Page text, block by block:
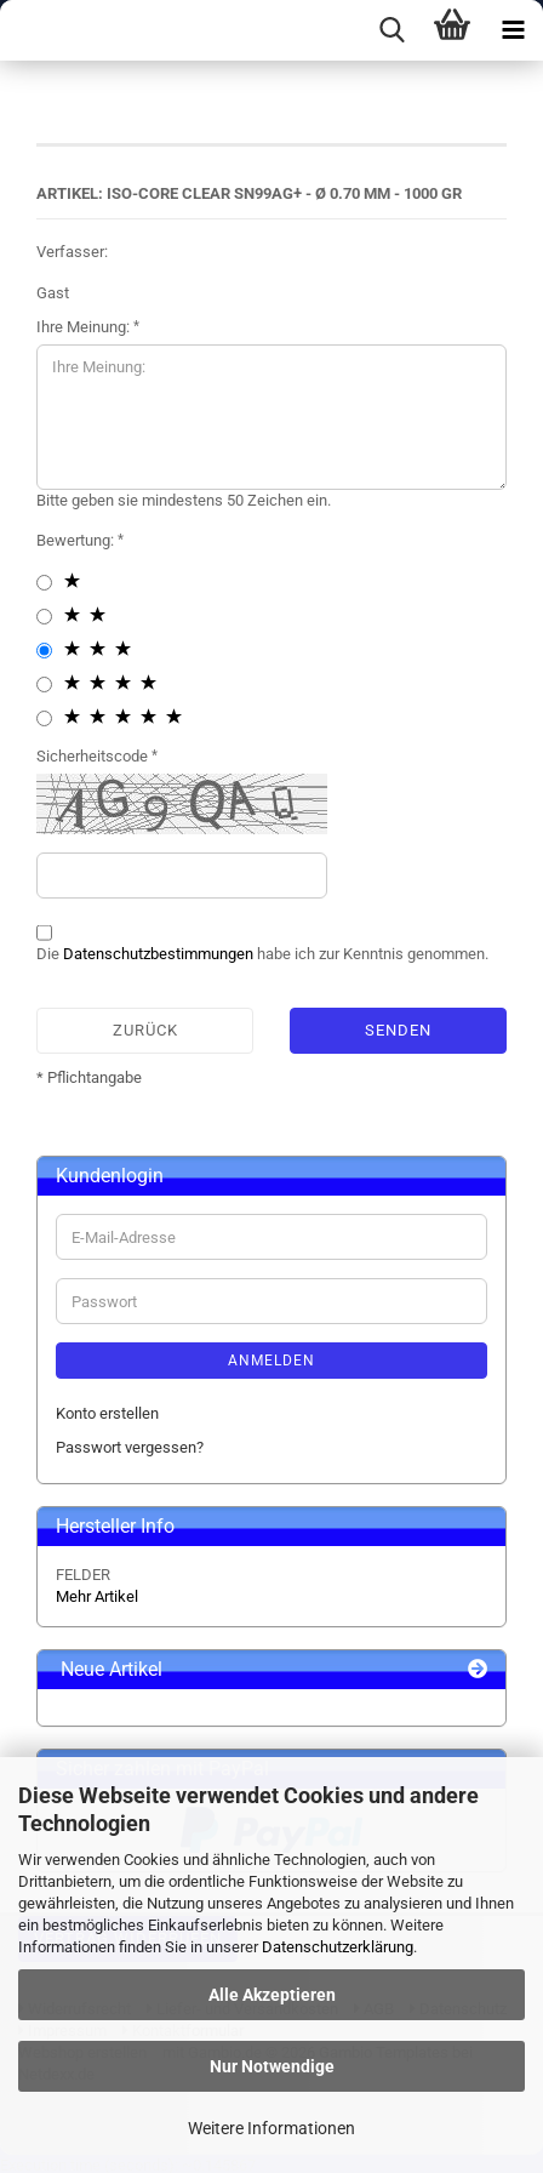
Diese Webseite verwendet Cookies und andere
Technologien
Wir verwenden Cookies und ähnliche Technologien, auch von
Drittanbietern, um die ordentliche Funktionsweise der Website zu
gewährleisten, die Nutzung unseres Angebotes zu analysieren und Ihnen
ein bestmögliches Einkaufserlebnis bieten zu können. Weitere
Informationen finden Sie in unserer Datenschutzerklärung.
Alle Akzeptieren
Nur Notwendige
Weitere Informationen
ARTIKEL: ISO-CORE CLEAR SN99AG+ - Ø 0.70 MM - 1000 GR
Verfasser:
Gast
Ihre Meinung:
Bitte geben sie mindestens 50 Zeichen ein.
Bewertung:
Sicherheitscode
Die Datenschutzbestimmungen habe ich zur Kenntnis genommen.
ZURÜCK SENDEN
* Pflichtangabe
Kundenlogin
E-
Mail-
Adresse
Passwort
ANMELDEN
Konto erstellen
Passwort vergessen?
Hersteller Info
FELDER
Mehr Artikel
Neue Artikel
VERTRAG WIDERRUFEN
Liefer- und Versandkosten